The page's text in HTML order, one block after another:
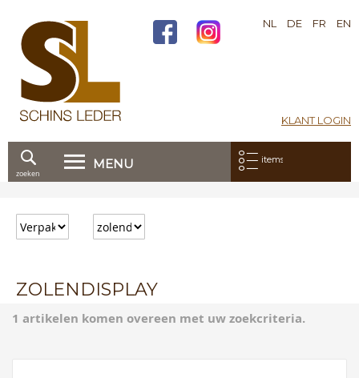
KLANT LOGIN
NL DE FR EN
MENU Mijn bestelling:
items
door
naar
zoeken
ZOLENDISPLAY
1 artikelen komen overeen met uw zoekcriteria.